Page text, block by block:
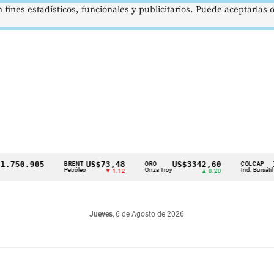
Petróleo
US$73,48
▼ 1.12 Onza Troy
US$3342,60 COLCAP
Índ. Bursátil
Jueves, 6 de Agosto de 2026
estadísticos, funcionales y publicitarios. Puede aceptarlas